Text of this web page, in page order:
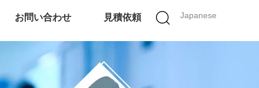
Japanese
お問い合わせ 見積依頼